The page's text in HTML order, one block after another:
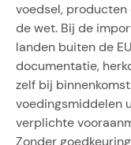
voedsel, producten
de wet. Bij de
landen buiten de
documentatie,
zelf bij
voedingsmiddelen
verplichte
Zonder